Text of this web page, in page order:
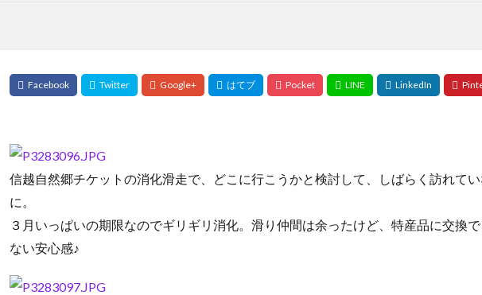
信越自然郷チケットの消化滑走で、どこに行こうかと検討して、しばらく訪れて
に。
３月いっぱいの期限なのでギリギリ消化。滑り仲間は余ったけど、特産品に交換
ない安心感♪